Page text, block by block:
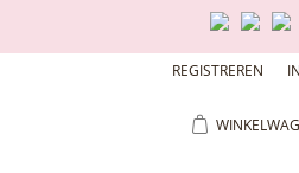
REGISTREREN